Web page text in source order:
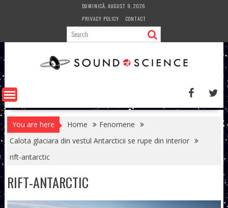
DUMINICĂ, AUGUST 9, 2026
PRIVACY POLICY
CONTACT
You are here Home
Fenomene
Calota glaciara din vestul Antarcticii se rupe din interior
rift-antarctic
RIFT-ANTARCTIC